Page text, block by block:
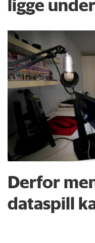
ligge
Derfor
dataspill